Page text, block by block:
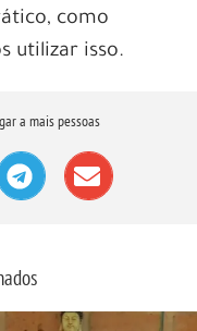
como
utilizar isso.
a mais pessoas